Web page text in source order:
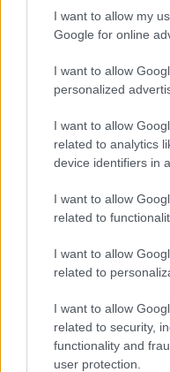
I want to allow my
Google for online
I want to allow
personalized
I want to allow
related to analytics
device identifiers in
I want to allow
related to
I want to allow
related to
I want to allow
related to security,
functionality and
user protection.
Digi Sport 3
08:50 Charleroi -
Spíler TV
09:30 Liverpool -
11:30 Hull City -
Ő a Vidi kiszemeltje,
fiatal - hazai
Mobilról olvasod ezt
kattints ide!